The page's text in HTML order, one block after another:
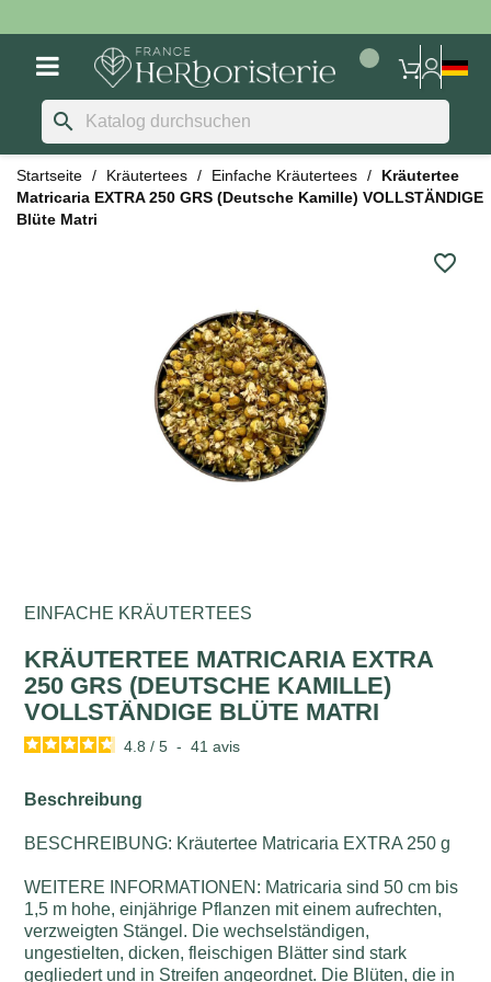
search
Startseite Kräutertees Einfache Kräutertees
Kräutertee
Matricaria EXTRA 250 GRS (Deutsche Kamille) VOLLSTÄNDIGE
Blüte Matri
favorite_border
EINFACHE KRÄUTERTEES
KRÄUTERTEE MATRICARIA EXTRA
250 GRS (DEUTSCHE KAMILLE)
VOLLSTÄNDIGE BLÜTE MATRI
4.8 / 5 - 41avis
Beschreibung
BESCHREIBUNG: Kräutertee Matricaria EXTRA 250 g
WEITERE INFORMATIONEN: Matricaria sind 50 cm bis
1,5 m hohe, einjährige Pflanzen mit einem aufrechten,
verzweigten Stängel. Die wechselständigen,
ungestielten, dicken, fleischigen Blätter sind stark
gegliedert und in Streifen angeordnet. Die Blüten, die in